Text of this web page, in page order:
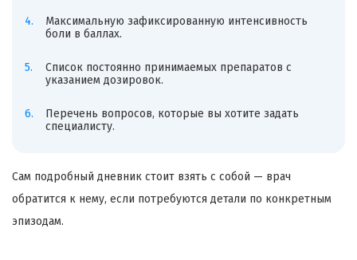
Максимальную зафиксированную интенсивность
боли в баллах.
Список постоянно принимаемых препаратов с
указанием дозировок.
Перечень вопросов, которые вы хотите задать
специалисту.
Сам подробный дневник стоит взять с собой — врач
обратится к нему, если потребуются детали по конкретным
эпизодам.